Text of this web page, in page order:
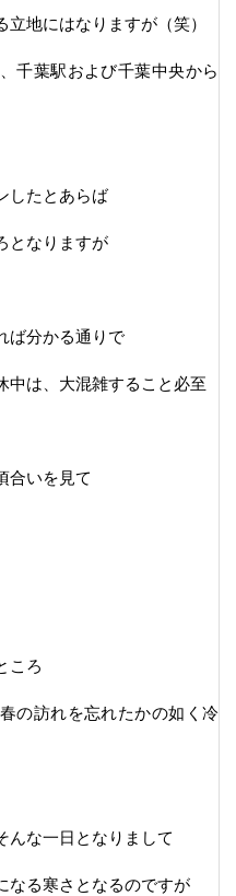
地にはなりますが（笑）
千葉駅および千葉中央から
したとあらば
となりますが
ば分かる通りで
中は、大混雑すること必至
合いを見て
ころ
の訪れを忘れたかの如く冷
んな一日となりまして
なる寒さとなるのですが